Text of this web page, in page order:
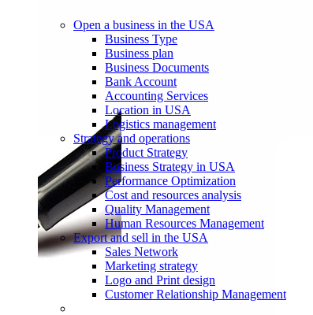
Open a business in the USA
Business Type
Business plan
Business Documents
Bank Account
Accounting Services
Location in USA
Logistics management
Strategy and operations
Product Strategy
Business Strategy in USA
Performance Optimization
Cost and resources analysis
Quality Management
Human Resources Management
Export and sell in the USA
Sales Network
Marketing strategy
Logo and Print design
Customer Relationship Management